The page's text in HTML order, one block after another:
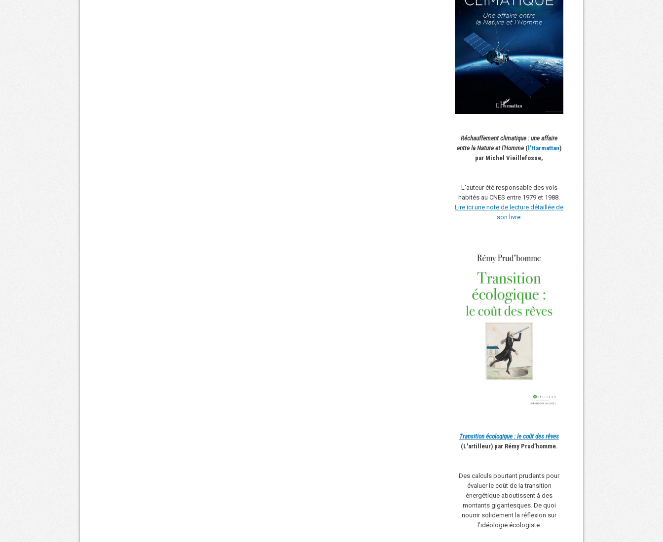
Réchauffement climatique : une affaire
entre la Nature et l'Homme (l'Harmattan)
par Michel Vieillefosse,
L'auteur été responsable des vols
habités au CNES entre 1979 et 1988.
Lire ici une note de lecture détaillée de
son livre.
Transition écologique : le coût des rêves
(L'artilleur) par Rémy Prud’homme.
Des calculs pourtant prudents pour
évaluer le coût de la transition
énergétique aboutissent à des
montants gigantesques. De quoi
nourrir solidement la réflexion sur
l’idéologie écologiste.